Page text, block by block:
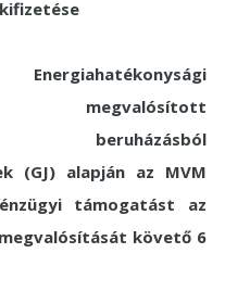
megvalósított
beruházásból
(GJ) alapján az MVM
támogatást az
követő 6